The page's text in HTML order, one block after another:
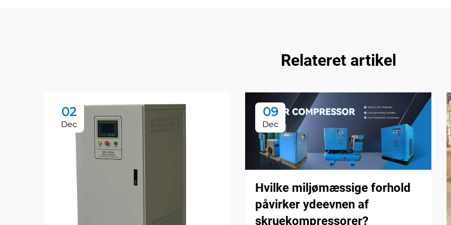
Relateret artikel
02
Dec
09
Dec
Hvilke miljømæssige forhold
påvirker ydeevnen af
skruekompressorer?